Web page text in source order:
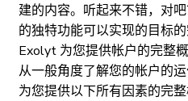
建的内容。听起来不错，对
的独特功能可以实现的目标的
Exolyt 为您提供帐户的完整概
从一般角度了解您的帐户的
为您提供以下所有因素的完整